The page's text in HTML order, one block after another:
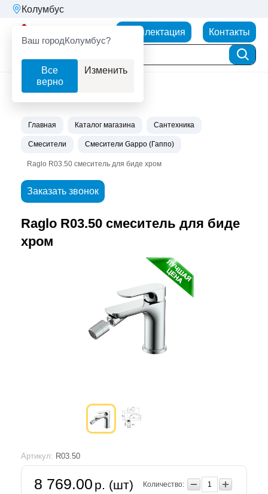
Колумбус
Ваш городКолумбус?
Все
верно
Изменить
Комплектация Контакты
Главная Каталог магазина Сантехника
Смесители Смесители Gappo (Гаппо)
Raglo R03.50 смеситель для биде хром
Заказать звонок
Raglo R03.50 смеситель для биде
хром
Артикул: R03.50
8 769.00 р. (шт) Количество: